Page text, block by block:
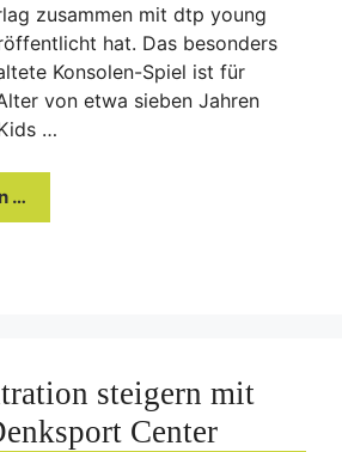
zusammen mit dtp young
hat. Das besonders
Konsolen-Spiel ist für
von etwa sieben Jahren
…
…
steigern mit
Center